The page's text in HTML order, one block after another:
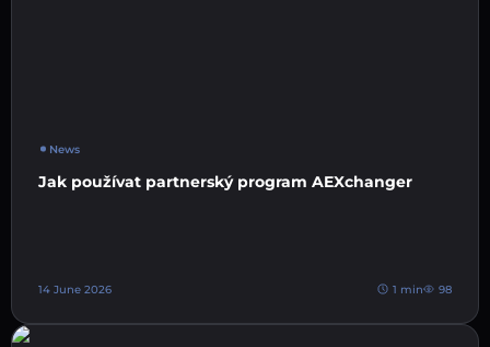
News
Jak používat partnerský program AEXchanger
14 June 2026 1 min 98